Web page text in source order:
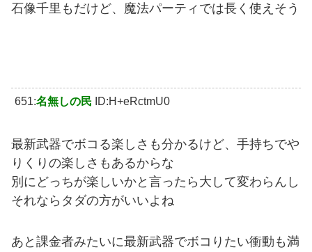
石像千里もだけど、魔法パーティでは長く使えそう
651:名無しの民 ID:H+eRctmU0
最新武器でボコる楽しさも分かるけど、手持ちでや
りくりの楽しさもあるからな
別にどっちが楽しいかと言ったら大して変わらんし
それならタダの方がいいよね
あと課金者みたいに最新武器でボコりたい衝動も満